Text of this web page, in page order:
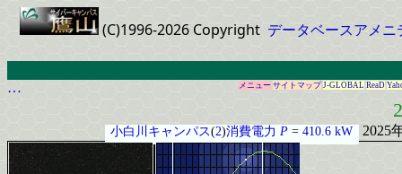
(C)1996-2026 Copyright データベースアメニ
… メニュー サイトマップ J-GLOBAL ReaD
小白川キャンパス(2)消費電力 P =410.6 kW 2025